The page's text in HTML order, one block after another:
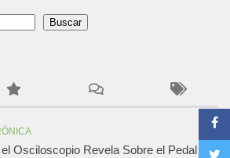
Buscar
el Osciloscopio Revela Sobre el Pedal de